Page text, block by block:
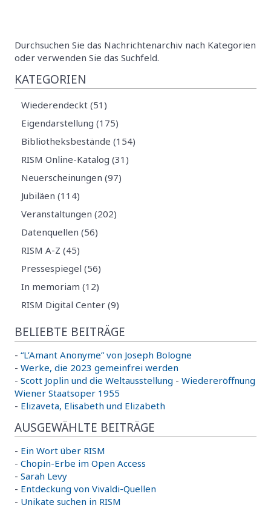
Durchsuchen Sie das Nachrichtenarchiv nach Kategorien
oder verwenden Sie das Suchfeld.
KATEGORIEN
Wiederendeckt (51)
Eigendarstellung (175)
Bibliotheksbestände (154)
RISM Online-Katalog (31)
Neuerscheinungen (97)
Jubiläen (114)
Veranstaltungen (202)
Datenquellen (56)
RISM A-Z (45)
Pressespiegel (56)
In memoriam (12)
RISM Digital Center (9)
BELIEBTE BEITRÄGE
- “L’Amant Anonyme” von Joseph Bologne
- Werke, die 2023 gemeinfrei werden
- Scott Joplin und die Weltausstellung - Wiedereröffnung
Wiener Staatsoper 1955
- Elizaveta, Elisabeth und Elizabeth
AUSGEWÄHLTE BEITRÄGE
- Ein Wort über RISM
- Chopin-Erbe im Open Access
- Sarah Levy
- Entdeckung von Vivaldi-Quellen
- Unikate suchen in RISM